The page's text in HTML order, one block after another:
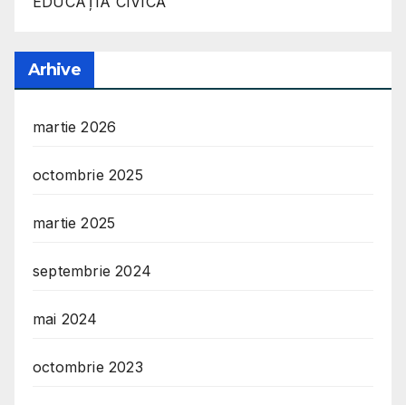
Arhive
martie 2026
octombrie 2025
martie 2025
septembrie 2024
mai 2024
octombrie 2023